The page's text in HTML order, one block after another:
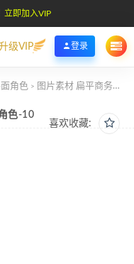
立即加入VIP
级VIP 登录
角色 > 图片素材 扁平商务人士女人办公人物角色-10
喜欢收藏:
色-10